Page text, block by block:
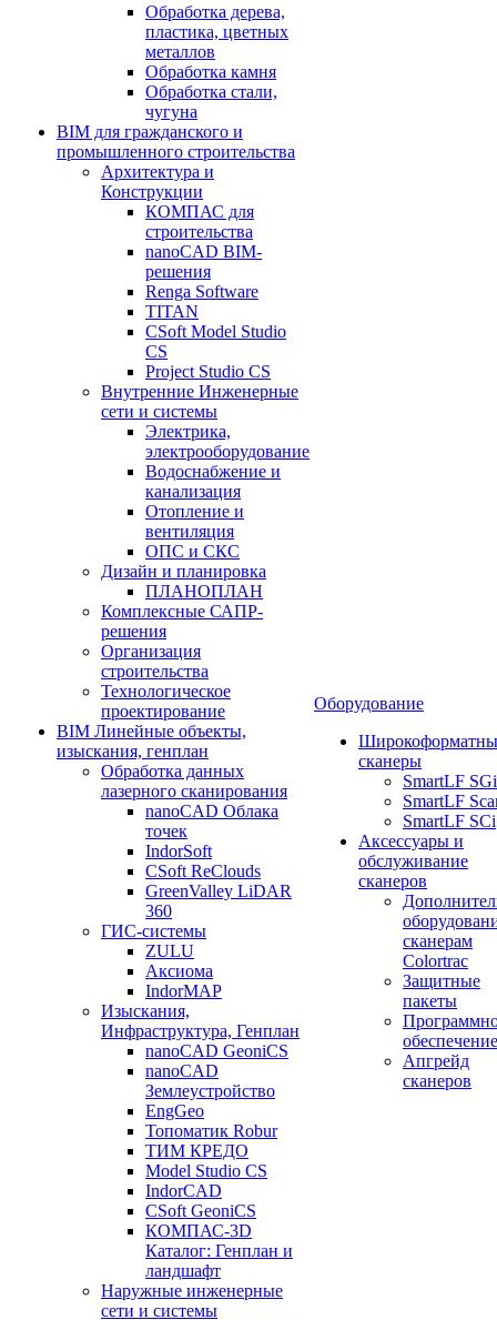
Обработка дерева,
пластика, цветных
металлов
Обработка камня
Обработка стали,
чугуна
BIM для гражданского и
промышленного строительства
Архитектура и
Конструкции
КОМПАС для
строительства
nanoCAD BIM-
решения
Renga Software
TITAN
CSoft Model Studio
CS
Project Studio CS
Внутренние Инженерные
сети и системы
Электрика,
электрооборудование
Водоснабжение и
канализация
Отопление и
вентиляция
ОПС и СКС
Дизайн и планировка
ПЛАНОПЛАН
Комплексные САПР-
решения
Организация
строительства
Технологическое
проектирование
BIM Линейные объекты,
изыскания, генплан
Обработка данных
лазерного сканирования
nanoCAD Облака
точек
IndorSoft
CSoft ReClouds
GreenValley LiDAR
360
ГИС-системы
ZULU
Аксиома
IndorMAP
Изыскания,
Инфраструктура, Генплан
nanoCAD GeoniCS
nanoCAD
Землеустройство
EngGeo
Топоматик Robur
ТИМ КРЕДО
Model Studio CS
IndorCAD
CSoft GeoniCS
КОМПАС-3D
Каталог: Генплан и
ландшафт
Наружные инженерные
сети и системы
Оборудование
сканеры
SmartLF SGi
SmartLF
SmartLF SCi
Аксессуары и
обслуживание
сканеров
сканерам
Colortrac
Защитные
пакеты
обеспечение
Апгрейд
сканеров